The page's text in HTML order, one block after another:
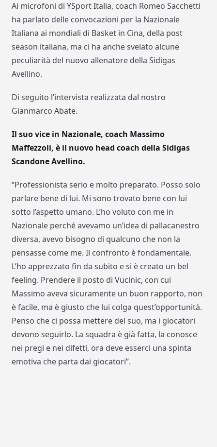
Ai microfoni di YSport Italia, coach Romeo Sacchetti
ha parlato delle convocazioni per la Nazionale
Italiana ai mondiali di Basket in Cina, della post
season italiana, ma ci ha anche svelato alcune
peculiarità del nuovo allenatore della Sidigas
Avellino.
Di seguito l’intervista realizzata dal nostro
Gianmarco Abate.
Il suo vice in Nazionale, coach Massimo
Maffezzoli, è il nuovo head coach della Sidigas
Scandone Avellino.
“Professionista serio e molto preparato. Posso solo
parlare bene di lui. Mi sono trovato bene con lui
sotto l’aspetto umano. L’ho voluto con me in
Nazionale perché avevamo un’idea di pallacanestro
diversa, avevo bisogno di qualcuno che non la
pensasse come me. Il confronto è fondamentale.
L’ho apprezzato fin da subito e si è creato un bel
feeling. Prendere il posto di Vucinic, con cui
Massimo aveva sicuramente un buon rapporto, non
è facile, ma è giusto che lui colga quest’opportunità.
Penso che ci possa mettere del suo, ma i giocatori
devono seguirlo. La squadra è già fatta, la conosce
nei pregi e nei difetti, ora deve esserci una spinta
emotiva che parta dai giocatori”.